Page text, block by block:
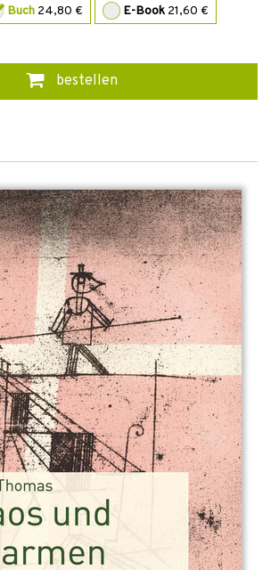
Buch 24,80 € E-Book 21,60 €
bestellen